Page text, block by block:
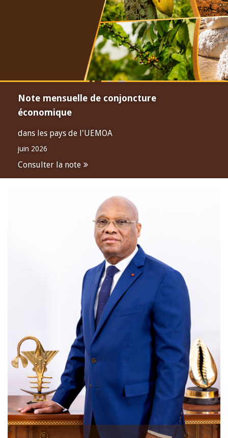
Note mensuelle de conjoncture
économique
dans les pays de l'UEMOA
juin 2026
Consulter la note